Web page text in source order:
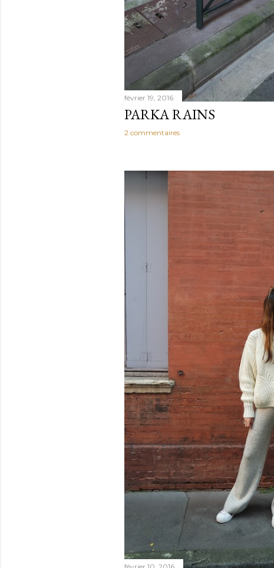
février 19, 2016
PARKA RAINS
2 commentaires